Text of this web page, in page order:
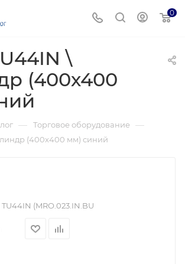
0
\
(400х400
— Торговое оборудование —
(400х400 мм) синий
TU44IN (MRO.023.IN.BU